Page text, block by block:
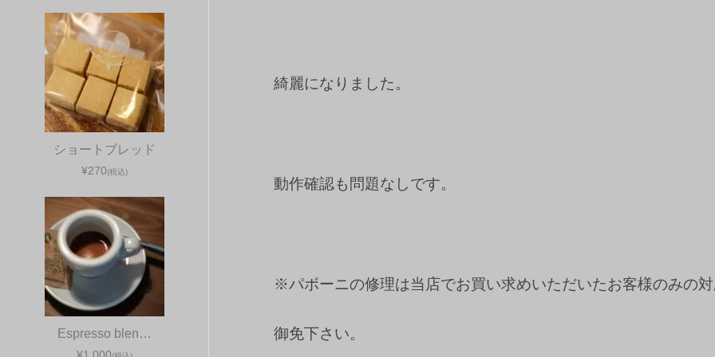
綺麗になりました。
動作確認も問題なしです。
※パボーニの修理は当店でお買い求めいただいたお客様のみの
御免下さい。
ショートブレッド
¥270(税込)
Espresso blen…